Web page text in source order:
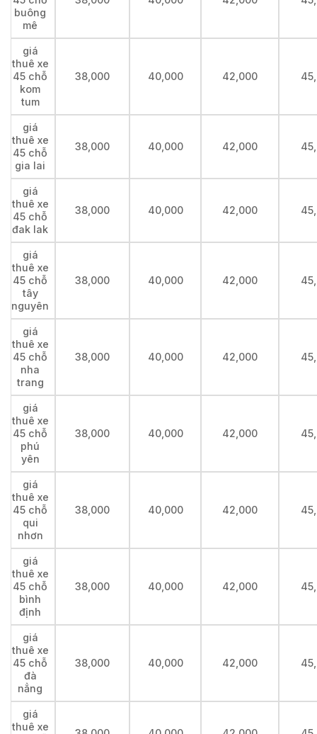
buông
mê
giá
thuê xe
45 chỗ
kom
tum
38,000 40,000 42,000
giá
thuê xe
45 chỗ
gia lai
38,000 40,000 42,000
giá
thuê xe
45 chỗ
đak lak
38,000 40,000 42,000
giá
thuê xe
45 chỗ
tây
nguyên
38,000 40,000 42,000
giá
thuê xe
45 chỗ
nha
trang
38,000 40,000 42,000
giá
thuê xe
45 chỗ
phú
yên
38,000 40,000 42,000
giá
thuê xe
45 chỗ
qui
nhơn
38,000 40,000 42,000
giá
thuê xe
45 chỗ
bình
định
38,000 40,000 42,000
giá
thuê xe
45 chỗ
đà
nẳng
38,000 40,000 42,000
giá
thuê xe